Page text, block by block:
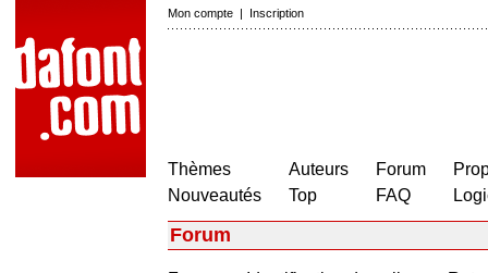
Mon compte | Inscription
Thèmes
Nouveautés
Auteurs
Top
Forum
FAQ
Forum